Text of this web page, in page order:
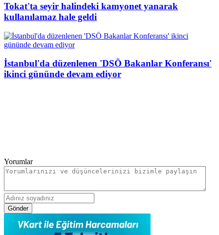
Tokat'ta seyir halindeki kamyonet yanarak
kullanılamaz hale geldi
İstanbul'da düzenlenen 'DSÖ Bakanlar Konferansı'
ikinci gününde devam ediyor
Yorumlar
Gönder